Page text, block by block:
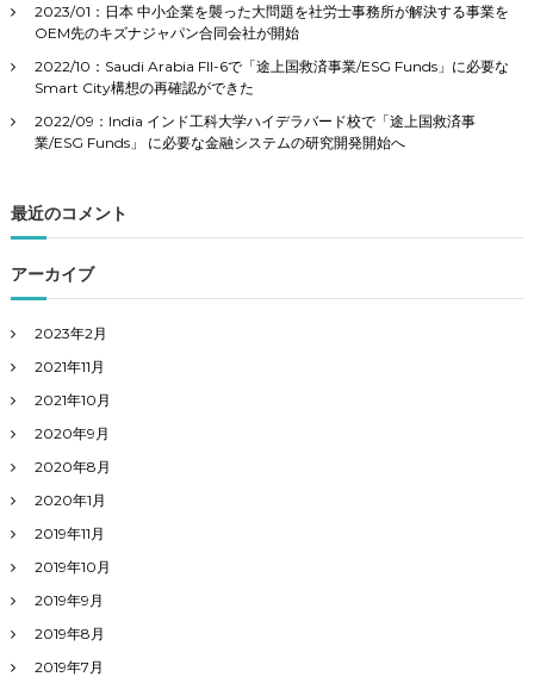
2023/01：日本 中小企業を襲った大問題を社労士事務所が解決する事業を
OEM先のキズナジャパン合同会社が開始
2022/10：Saudi Arabia FII-6で「途上国救済事業/ESG Funds」に必要な
Smart City構想の再確認ができた
2022/09：India インド工科大学ハイデラバード校で「途上国救済事
業/ESG Funds」 に必要な金融システムの研究開発開始へ
最近のコメント
アーカイブ
2023年2月
2021年11月
2021年10月
2020年9月
2020年8月
2020年1月
2019年11月
2019年10月
2019年9月
2019年8月
2019年7月